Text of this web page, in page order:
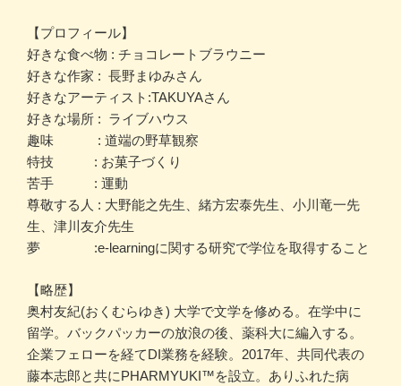
【プロフィール】
好きな食べ物 : チョコレートブラウニー
好きな作家 : 長野まゆみさん
好きなアーティスト:TAKUYAさん
好きな場所 : ライブハウス
趣味 : 道端の野草観察
特技 : お菓子づくり
苦手 : 運動
尊敬する人 : 大野能之先生、緒方宏泰先生、小川竜一先
生、津川友介先生
夢 :e-learningに関する研究で学位を取得すること
【略歴】
奥村友紀(おくむらゆき) 大学で文学を修める。在学中に
留学。バックパッカーの放浪の後、薬科大に編入する。
企業フェローを経てDI業務を経験。2017年、共同代表の
藤本志郎と共にPHARMYUKI™️を設立。ありふれた病